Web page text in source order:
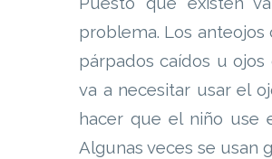
problema. Los anteojos
párpados caídos u
va a necesitar usar el
hacer que el niño use
Algunas veces se usan